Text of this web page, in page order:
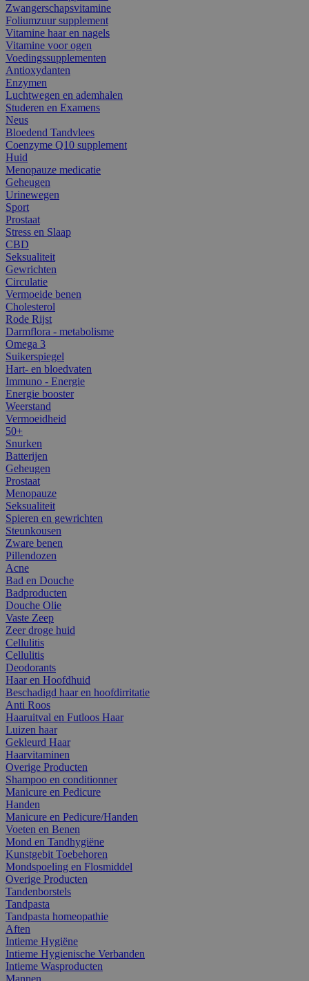
Zwangerschapsvitamine
Foliumzuur supplement
Vitamine haar en nagels
Vitamine voor ogen
Voedingssupplementen
Antioxydanten
Enzymen
Luchtwegen en ademhalen
Studeren en Examens
Neus
Bloedend Tandvlees
Coenzyme Q10 supplement
Huid
Menopauze medicatie
Geheugen
Urinewegen
Sport
Prostaat
Stress en Slaap
CBD
Seksualiteit
Gewrichten
Circulatie
Vermoeide benen
Cholesterol
Rode Rijst
Darmflora - metabolisme
Omega 3
Suikerspiegel
Hart- en bloedvaten
Immuno - Energie
Energie booster
Weerstand
Vermoeidheid
50+
Snurken
Batterijen
Geheugen
Prostaat
Menopauze
Seksualiteit
Spieren en gewrichten
Steunkousen
Zware benen
Pillendozen
Acne
Bad en Douche
Badproducten
Douche Olie
Vaste Zeep
Zeer droge huid
Cellulitis
Cellulitis
Deodorants
Haar en Hoofdhuid
Beschadigd haar en hoofdirritatie
Anti Roos
Haaruitval en Futloos Haar
Luizen haar
Gekleurd Haar
Haarvitaminen
Overige Producten
Shampoo en conditionner
Manicure en Pedicure
Handen
Manicure en Pedicure/Handen
Voeten en Benen
Mond en Tandhygiëne
Kunstgebit Toebehoren
Mondspoeling en Flosmiddel
Overige Producten
Tandenborstels
Tandpasta
Tandpasta homeopathie
Aften
Intieme Hygiëne
Intieme Hygienische Verbanden
Intieme Wasproducten
Mannen